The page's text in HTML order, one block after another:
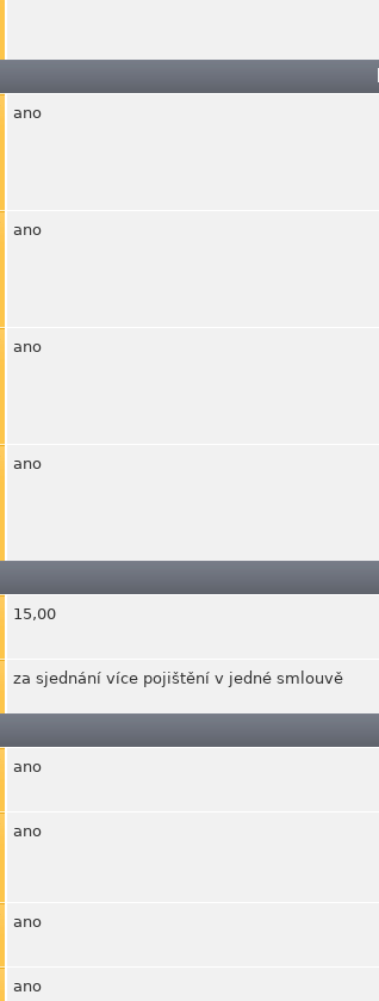
ano
ano
ano
ano
15,00
za sjednání více pojištění v jedné smlouvě
ano
ano
ano
ano